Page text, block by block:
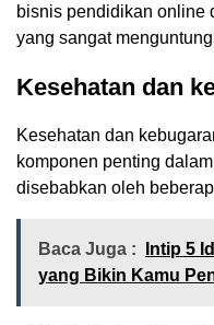
bisnis pendidikan online
yang sangat
Kesehatan dan
Kesehatan dan
komponen penting
disebabkan oleh
Baca Juga :
Intip 5
yang Bikin Kamu